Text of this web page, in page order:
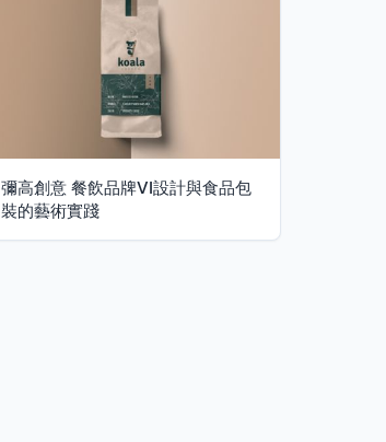
彌高創意 餐飲品牌VI設計與食品包
裝的藝術實踐